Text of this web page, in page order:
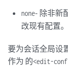
none- 除非新
改现有配置。
要为会话全局设
作为 的<edit-